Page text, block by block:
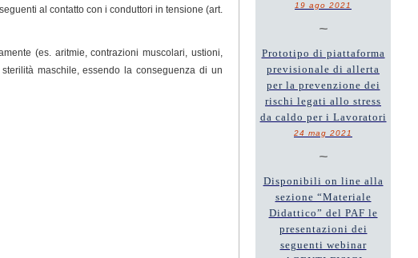
al contatto con i conduttori in tensione (art.
(es. aritmie, contrazioni muscolari, ustioni,
maschile, essendo la conseguenza di un
19 ago 2021
~
Prototipo di piattaforma
previsionale di allerta
per la prevenzione dei
rischi legati allo stress
da caldo per i Lavoratori
24 mag 2021
~
Disponibili on line alla
sezione “Materiale
Didattico” del PAF le
presentazioni dei
seguenti webinar